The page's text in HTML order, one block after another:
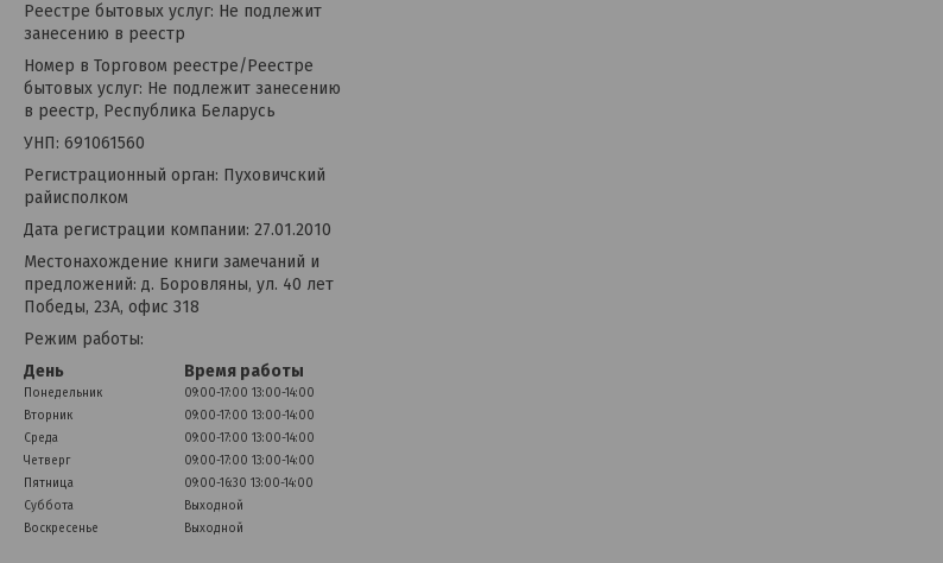
Реестре бытовых услуг: Не подлежит
занесению в реестр
Номер в Торговом реестре/Реестре
бытовых услуг: Не подлежит занесению
в реестр, Республика Беларусь
УНП: 691061560
Регистрационный орган: Пуховичский
райисполком
Дата регистрации компании: 27.01.2010
Местонахождение книги замечаний и
предложений: д. Боровляны, ул. 40 лет
Победы, 23А, офис 318
Режим работы:
День
Время работы
Понедельник 09:00-17:00 13:00-14:00
Вторник
09:00-17:00 13:00-14:00
Среда
09:00-17:00 13:00-14:00
Четверг
09:00-17:00 13:00-14:00
Пятница
09:00-16:30 13:00-14:00
Суббота
Выходной
Воскресенье
Выходной